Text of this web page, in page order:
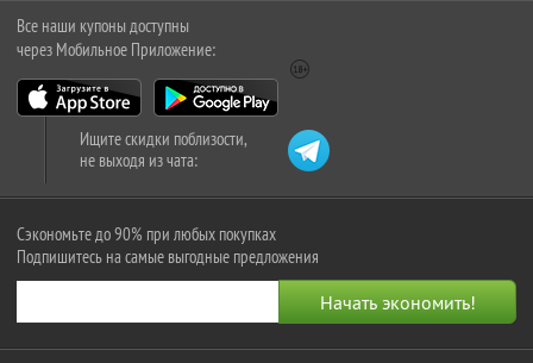
Все наши купоны доступны
через Мобильное Приложение:
Ищите скидки поблизости,
не выходя из чата:
Сэкономьте до 90% при любых покупках
Подпишитесь на самые выгодные предложения